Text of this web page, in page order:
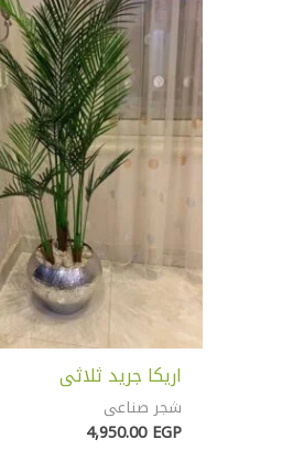
اريكا جريد ثلاثى
شجر صناعى
4,950.00EGP